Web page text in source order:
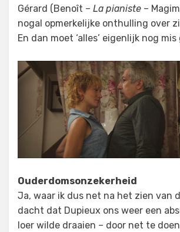
Gérard (Benoît – La pianiste –
nogal opmerkelijke onthulling over
En dan moet ‘alles’ eigenlijk nog mis
Ouderdomsonzekerheid
Ja, waar ik dus net na het zien van
dacht dat Dupieux ons weer een
loer wilde draaien – door net te